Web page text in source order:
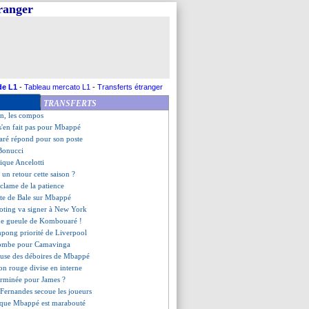
L1 - Tableau mercato L1 - Transferts étranger
TRANSFERTS
de Mikautadze !
blessure pour Konaté
gardien recruté en janvier
les compos
fait pas pour Mbappé
répond pour son poste
Ancelotti
retour cette saison ?
de la patience
de Bale sur Mbappé
va signer à New York
gueule de Kombouaré !
priorité de Liverpool
pour Camavinga
des déboires de Mbappé
rouge divise en interne
pour James ?
secoue les joueurs
Mbappé est marabouté